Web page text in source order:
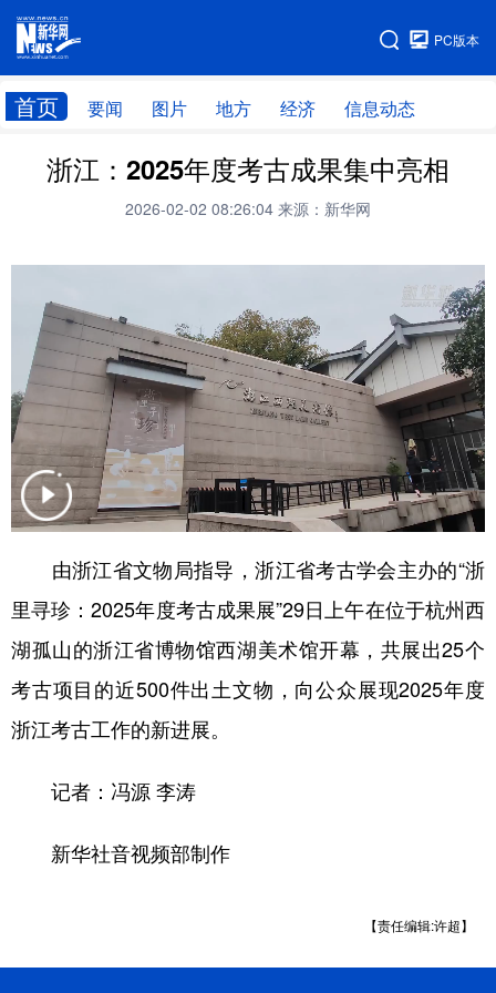
PC版本
首页 要闻 图片 地方 经济 信息动态
网站地图
首页 学习进行时
浙江：2025年度考古成果集中亮相
2026-02-02 08:26:04 来源：新华网
由浙江省文物局指导，浙江省考古学会主办的“浙
里寻珍：2025年度考古成果展”29日上午在位于杭州西
湖孤山的浙江省博物馆西湖美术馆开幕，共展出25个
考古项目的近500件出土文物，向公众展现2025年度
浙江考古工作的新进展。
记者：冯源 李涛
新华社音视频部制作
【责任编辑:许超】